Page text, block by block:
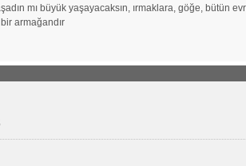
mı büyük yaşayacaksın, ırmaklara, göğe, bütün
armağandır